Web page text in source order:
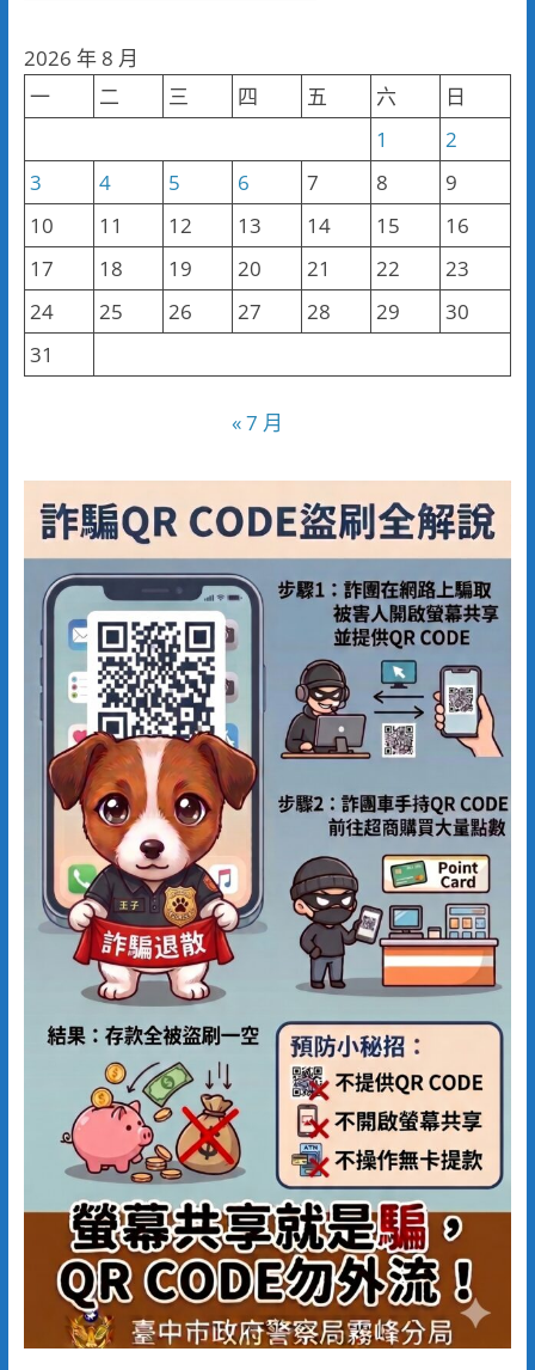
類
2026 年 8 月
一
二 三 四 五 六
日
1
2
3
4 5 6 7 8
9
10
11 12 13 14 15
16
17
18 19 20 21 22
23
24
25 26 27 28 29
30
31
« 7 月